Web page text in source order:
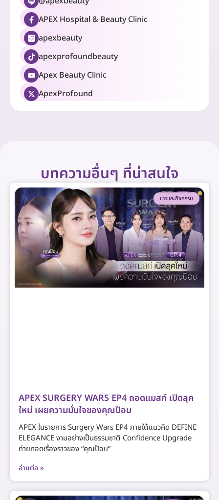
APEX Hospital & Beauty Clinic
apexbeauty
apexprofoundbeauty
Apex Beauty Clinic
ApexProfound
บทความอื่นๆ ที่น่าสนใจ
ข่าวและกิจกรรม
APEX SURGERY WARS EP4 ถอดแมสก์ เปิดลุค
ใหม่ เผยความมั่นใจของคุณป๊อบ
APEX ในรายการ Surgery Wars EP4 ภายใต้แนวคิด DEFINE
ELEGANCE งามอย่างเป็นธรรมชาติ Confidence Upgrade
ถ่ายทอดเรื่องราวของ “คุณป๊อบ”
อ่านต่อ »